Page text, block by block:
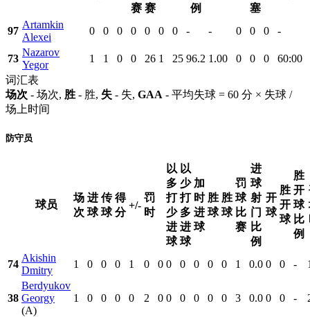
赛 赛
例
塞
97
Artamkin
Alexei
0 0 0 0 0 0 0 - - 0 0 0 -
73
Nazarov
Yegor
1 1 0 0 26 1 25 96.2 1.00 0 0 0
60:00
词汇表
场次 - 场次, 胜 - 胜, 失 - 失, GAA - 平均失球 = 60 分 × 失球 /
场上时间
防守员
球员
场
次
进
球
传
球
得
分
+/-
罚
时
以
多
打
少
进
球
以
少
打
多
进
球
加
时
进
球
胜
球
胜
球
罚
球
比
赛
进
球
射
门
比
例
开
球
胜
开
球
胜
开
球
比
例
74
Akishin
Dmitry
1 0 0 0 1 0 0 0 0 0 0 0 1 0.0 0 0 -
38
Berdyukov
Georgy
(A)
1 0 0 0 0 2 0 0 0 0 0 0 3 0.0 0 0 -